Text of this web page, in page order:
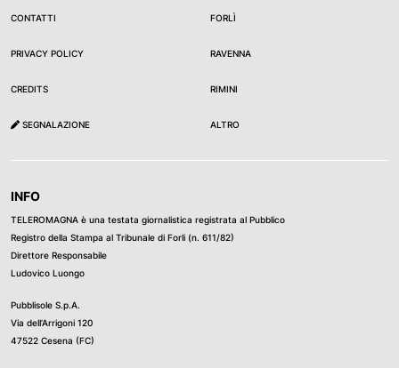
CONTATTI
PRIVACY POLICY
CREDITS
SEGNALAZIONE
FORLÌ
RAVENNA
RIMINI
ALTRO
INFO
TELEROMAGNA è una testata giornalistica registrata al Pubblico
Registro della Stampa al Tribunale di Forli (n. 611/82)
Direttore Responsabile
Ludovico Luongo
Pubblisole S.p.A.
Via dell’Arrigoni 120
47522 Cesena (FC)